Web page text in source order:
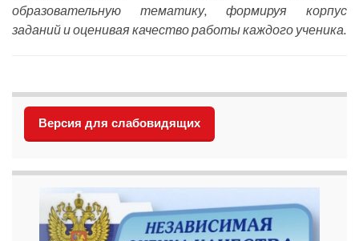
образовательную тематику, формируя корпус
заданий и оценивая качество работы каждого ученика.
Версия для слабовидящих